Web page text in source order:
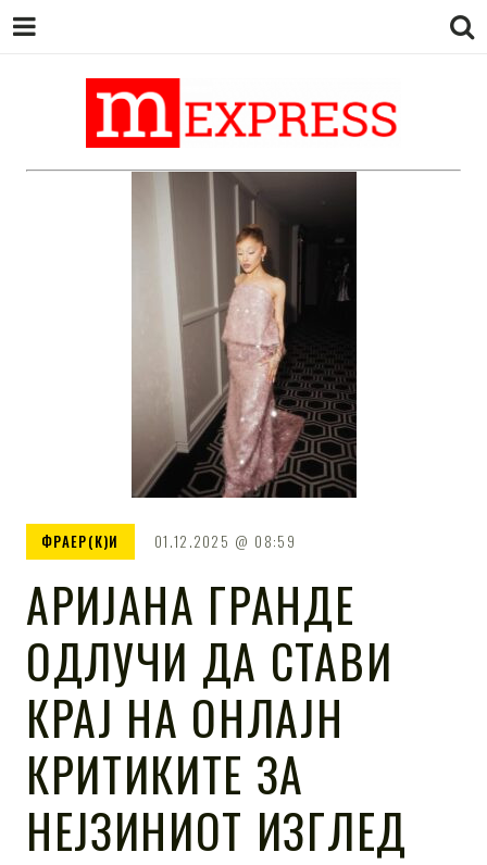
M EXPRESS
ФРАЕР(К)И 01.12.2025 08:59
АРИЈАНА ГРАНДЕ
ОДЛУЧИ ДА СТАВИ
КРАЈ НА ОНЛАЈН
КРИТИКИТЕ ЗА
НЕЈЗИНИОТ ИЗГЛЕД